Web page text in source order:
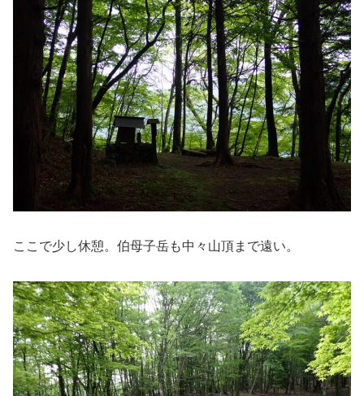
ここで少し休憩。伯母子岳も中々山頂まで遠い。